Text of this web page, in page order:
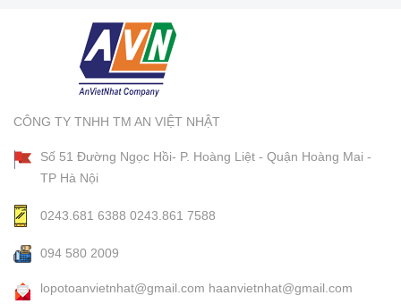
CÔNG TY TNHH TM AN VIỆT NHẬT
Số 51 Đường Ngọc Hồi- P. Hoàng Liệt - Quận Hoàng Mai -
TP Hà Nội
0243.681 6388 0243.861 7588
094 580 2009
lopotoanvietnhat@gmail.com haanvietnhat@gmail.com